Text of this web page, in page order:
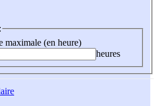
maximale (en heure)
heures